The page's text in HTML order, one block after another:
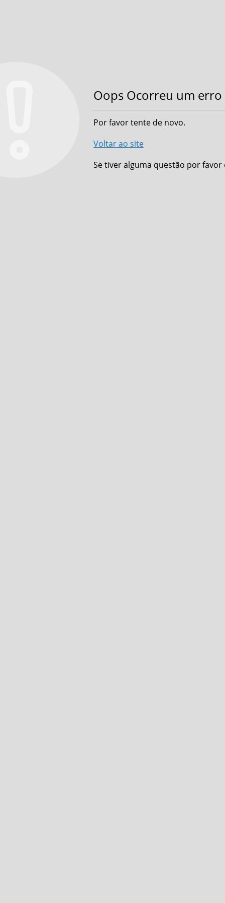
Oops Ocorreu um
Por favor tente de novo.
Voltar ao site
Se tiver alguma questão por favor